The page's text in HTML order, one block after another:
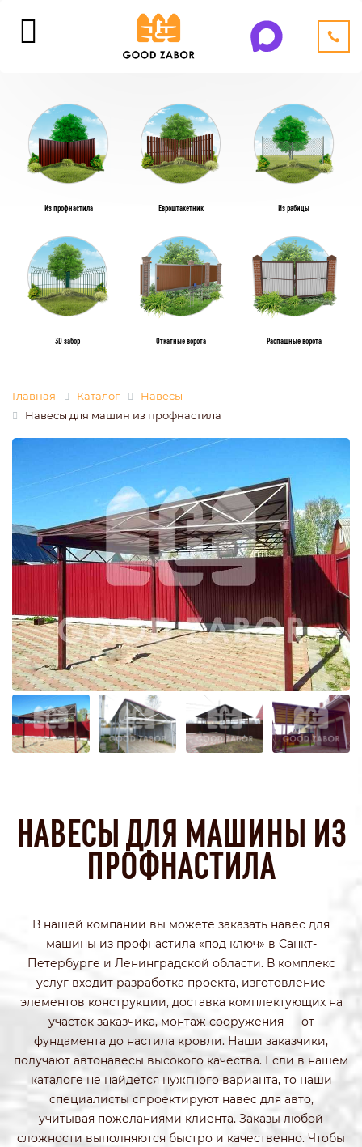
Из профнастила Евроштакетник Из рабицы
3D забор Откатные ворота Распашные ворота
Главная Каталог
Навесы
Навесы для машин из профнастила
НАВЕСЫ ДЛЯ МАШИНЫ ИЗ
ПРОФНАСТИЛА
В нашей компании вы можете заказать навес для
машины из профнастила «под ключ» в Санкт-
Петербурге и Ленинградской области. В комплекс
услуг входит разработка проекта, изготовление
элементов конструкции, доставка комплектующих на
участок заказчика, монтаж сооружения — от
фундамента до настила кровли. Наши заказчики,
получают автонавесы высокого качества. Если в нашем
каталоге не найдется нужгного варианта, то наши
специалисты спроектируют навес для авто,
учитывая пожеланиями клиента. Заказы любой
сложности выполняются быстро и качественно. Чтобы